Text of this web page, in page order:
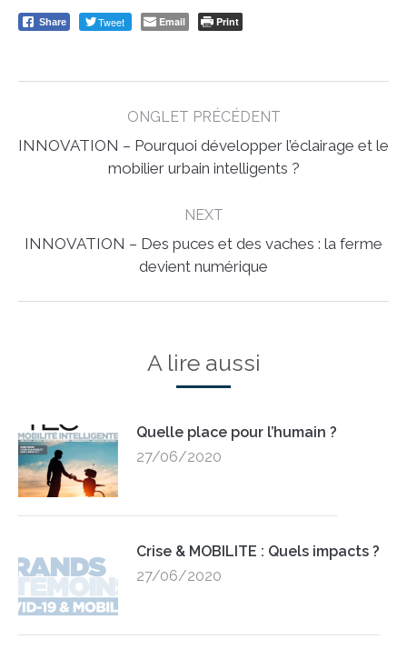
Share Tweet Email Print
ONGLET PRÉCÉDENT
Previous
post:
INNOVATION – Pourquoi développer l’éclairage et le
mobilier urbain intelligents ?
NEXT
Next
post:
INNOVATION – Des puces et des vaches : la ferme
devient numérique
A lire aussi
Quelle place pour l’humain ?
27/06/2020
Crise & MOBILITE : Quels impacts ?
27/06/2020